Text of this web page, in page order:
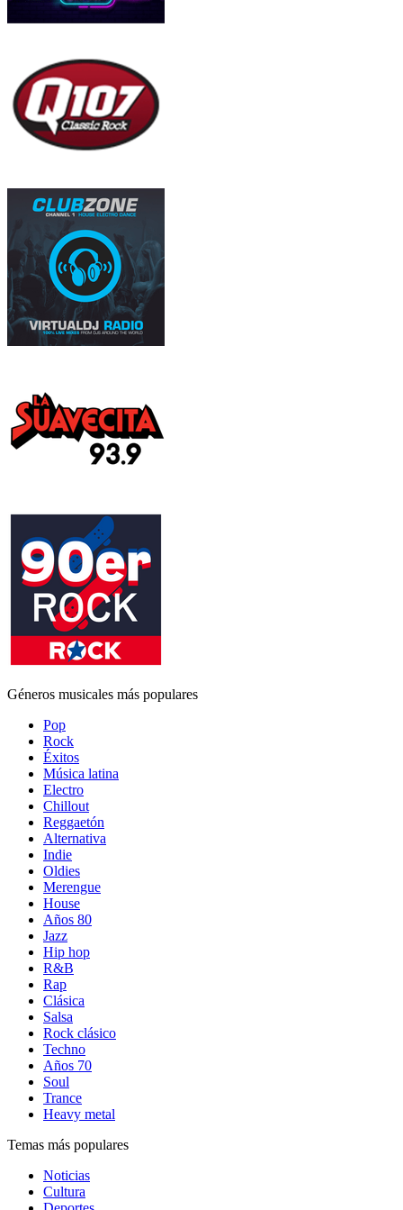
Géneros musicales más populares
Pop
Rock
Éxitos
Música latina
Electro
Chillout
Reggaetón
Alternativa
Indie
Oldies
Merengue
House
Años 80
Jazz
Hip hop
R&B
Rap
Clásica
Salsa
Rock clásico
Techno
Años 70
Soul
Trance
Heavy metal
Temas más populares
Noticias
Cultura